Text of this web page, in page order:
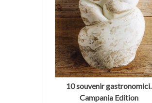
10 souvenir gastronomici.
Campania Edition